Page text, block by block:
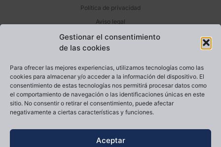
Gestionar el consentimiento
de las cookies
Para ofrecer las mejores experiencias, utilizamos tecnologías como las
cookies para almacenar y/o acceder a la información del dispositivo. El
consentimiento de estas tecnologías nos permitirá procesar datos como
el comportamiento de navegación o las identificaciones únicas en este
sitio. No consentir o retirar el consentimiento, puede afectar
negativamente a ciertas características y funciones.
Aceptar
Política de privacidad
Aviso legal
Política de cookies (UE)
He leído y acepto la Política de privacidad